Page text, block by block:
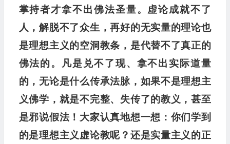
掌持者才拿不出佛法圣量。虚论成就不了
人，解脱不了众生，再好的无实量的理论也
是理想主义的空洞教条，是代替不了真正的
佛法的。凡是兑不了现、 拿不出实际道量
的，无论是什么传承法脉，如果不是理想主
义佛学，就是不完整、失传了的教义，甚至
是邪说假法！大家认真地想一想：你们学到
的是理想主义虚论教呢？还是实量主义的正